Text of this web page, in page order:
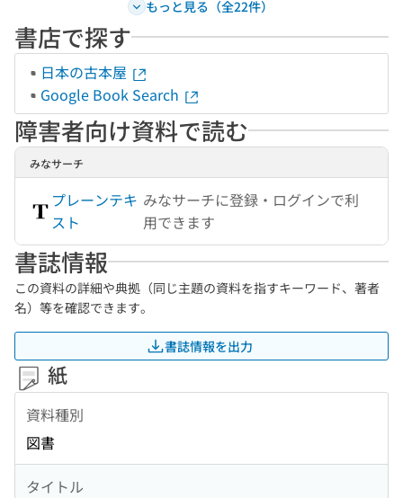
もっと見る（全22件）
書店で探す
日本の古本屋
Google Book Search
障害者向け資料で読む
みなサーチ
プレーンテキ
スト
みなサーチに登録・ログインで利
用できます
書誌情報
この資料の詳細や典拠（同じ主題の資料を指すキーワード、著者
名）等を確認できます。
書誌情報を出力
紙
資料種別
図書
タイトル